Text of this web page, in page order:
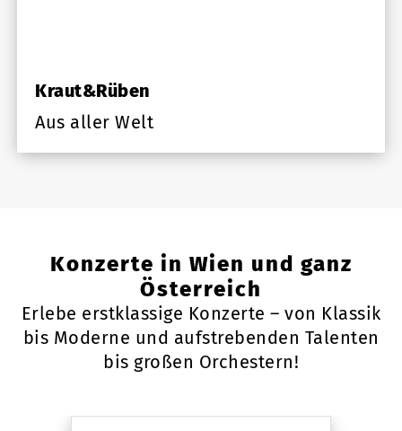
Kraut&Rüben
Aus aller Welt
Konzerte in Wien und ganz
Österreich
Erlebe erstklassige Konzerte – von Klassik
bis Moderne und aufstrebenden Talenten
bis großen Orchestern!